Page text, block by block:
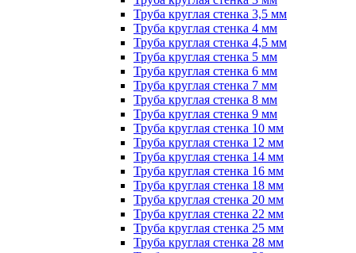
Труба круглая стенка 3,5 мм
Труба круглая стенка 4 мм
Труба круглая стенка 4,5 мм
Труба круглая стенка 5 мм
Труба круглая стенка 6 мм
Труба круглая стенка 7 мм
Труба круглая стенка 8 мм
Труба круглая стенка 9 мм
Труба круглая стенка 10 мм
Труба круглая стенка 12 мм
Труба круглая стенка 14 мм
Труба круглая стенка 16 мм
Труба круглая стенка 18 мм
Труба круглая стенка 20 мм
Труба круглая стенка 22 мм
Труба круглая стенка 25 мм
Труба круглая стенка 28 мм